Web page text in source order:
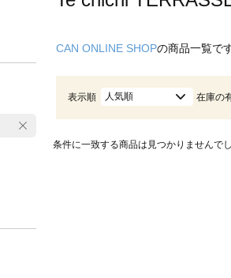
CAN ONLINE SHOPの商品一覧です
表示順 人気順 在庫の
条件に一致する商品は見つかりませんで